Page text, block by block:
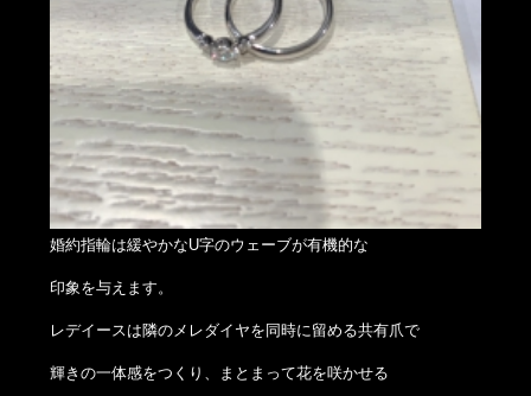
婚約指輪は緩やかなU字のウェーブが有機的な
印象を与えます。
レデイースは隣のメレダイヤを同時に留める共有爪で
輝きの一体感をつくり、まとまって花を咲かせる